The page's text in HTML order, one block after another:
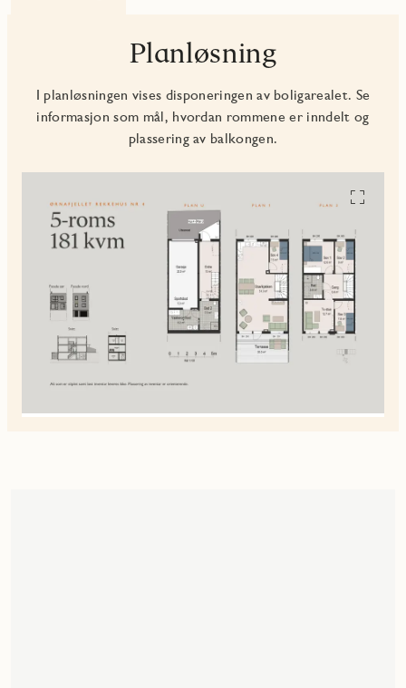
Planløsning
I planløsningen vises disponeringen av boligarealet. Se
informasjon som mål, hvordan rommene er inndelt og
plassering av balkongen.
Se